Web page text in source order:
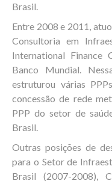
Brasil.
Entre 2008 e 2011,
Consultoria em
International Finance
Banco Mundial.
estruturou várias
concessão de rede
PPP do setor de
Brasil.
Outras posições de
para o Setor de
Brasil (2007-2008),